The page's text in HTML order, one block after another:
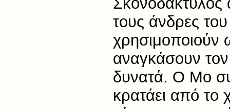
τους άνδρες
αναγκάσουν
δυνατά. Ο Μο
κρατάει από το